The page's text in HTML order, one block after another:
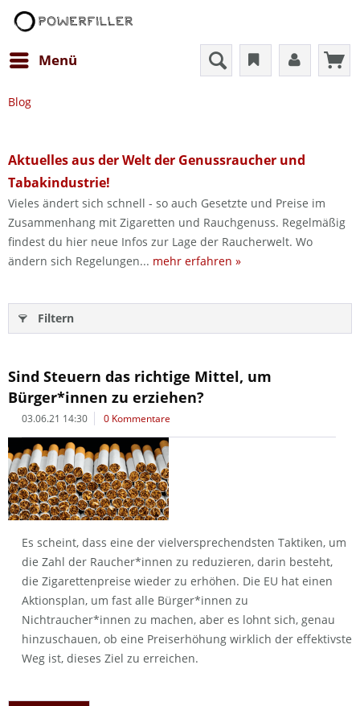
Menü
Blog
Aktuelles aus der Welt der Genussraucher und
Tabakindustrie!
Vieles ändert sich schnell - so auch Gesetzte und Preise im
Zusammenhang mit Zigaretten und Rauchgenuss. Regelmäßig
findest du hier neue Infos zur Lage der Raucherwelt. Wo
ändern sich Regelungen... mehr erfahren »
Filtern
Sind Steuern das richtige Mittel, um
Bürger*innen zu erziehen?
03.06.21 14:30 0 Kommentare
Es scheint, dass eine der vielversprechendsten Taktiken, um
die Zahl der Raucher*innen zu reduzieren, darin besteht,
die Zigarettenpreise wieder zu erhöhen. Die EU hat einen
Aktionsplan, um fast alle Bürger*innen zu
Nichtraucher*innen zu machen, aber es lohnt sich, genau
hinzuschauen, ob eine Preiserhöhung wirklich der effektivste
Weg ist, dieses Ziel zu erreichen.